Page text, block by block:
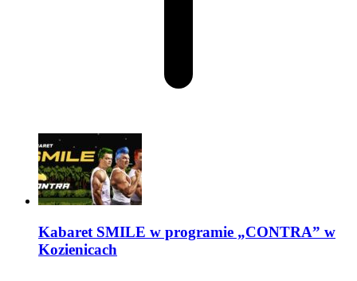
Kabaret SMILE w programie „CONTRA” w
Kozienicach